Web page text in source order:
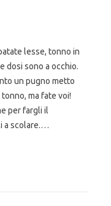
lesse, tonno in
dosi sono a occhio.
un pugno metto
ma fate voi!
per fargli il
a scolare.…